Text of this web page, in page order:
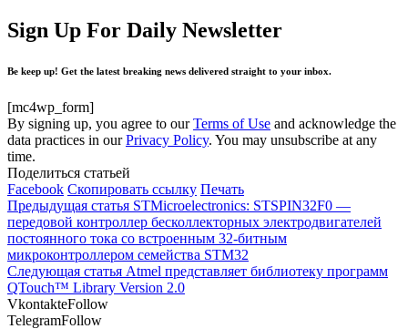
Sign Up For Daily Newsletter
Be keep up! Get the latest breaking news delivered straight to your inbox.
[mc4wp_form]
By signing up, you agree to ourTerms of Use and acknowledge the
data practices in ourPrivacy Policy. You may unsubscribe at any
time.
Поделиться статьей
Facebook Скопировать ссылку Печать
Предыдущая статья STMicroelectronics: STSPIN32F0 —
передовой контроллер бесколлекторных электродвигателей
постоянного тока со встроенным 32-битным
микроконтроллером семейства STM32
Следующая статья Atmel представляет библиотеку программ
QTouch™ Library Version 2.0
VkontakteFollow
TelegramFollow